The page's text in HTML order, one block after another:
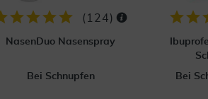
( 124)
NasenDuo Nasenspray
Bei Schnupfen Bei